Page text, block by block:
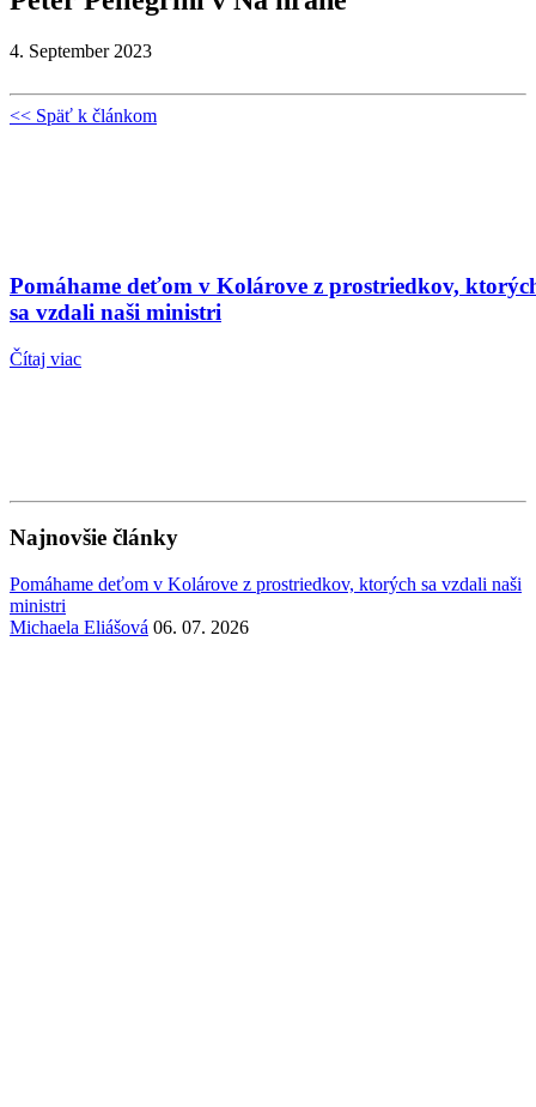
4. September 2023
<< Späť k článkom
Pomáhame deťom v Kolárove z prostriedkov,
sa vzdali naši ministri
Čítaj viac
Najnovšie články
Pomáhame deťom v Kolárove z prostriedkov, ktorých sa vzdali naši
ministri
Michaela Eliášová 06. 07. 2026